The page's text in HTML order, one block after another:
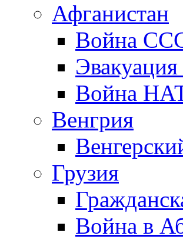
Афганистан
Война
Война
Венгрия
Грузия
Война в